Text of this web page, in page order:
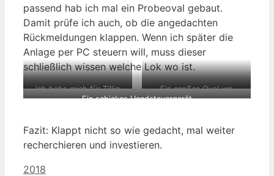
passend hab ich mal ein Probeoval gebaut.
Damit prüfe ich auch, ob die angedachten
Rückmeldungen klappen. Wenn ich später die
Anlage per PC steuern will, muss dieser
schließlich wissen welche Lok wo ist.
Ich habe mich für Tillig
Elite entschieden
Ein großes Oval um
wenigstens mal fahren zu
Ein schickes Handsteuergerät
Fazit: Klappt nicht so wie gedacht, mal weiter
recherchieren und investieren.
Kategorien
2018